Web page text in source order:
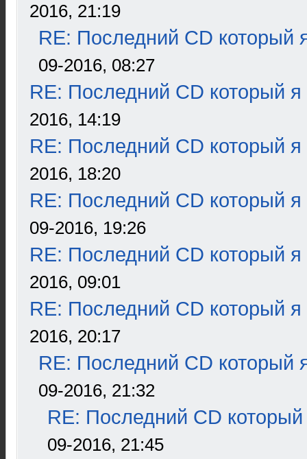
2016, 21:19
RE: Последний CD который
09-2016, 08:27
RE: Последний CD который я
2016, 14:19
RE: Последний CD который я
2016, 18:20
RE: Последний CD который я
09-2016, 19:26
RE: Последний CD который я
2016, 09:01
RE: Последний CD который я
2016, 20:17
RE: Последний CD который
09-2016, 21:32
RE: Последний CD который
09-2016, 21:45